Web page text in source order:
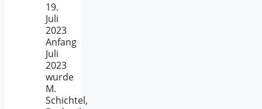
19.
Juli
2023
Anfang
Juli
2023
wurde
M.
Schichtel,